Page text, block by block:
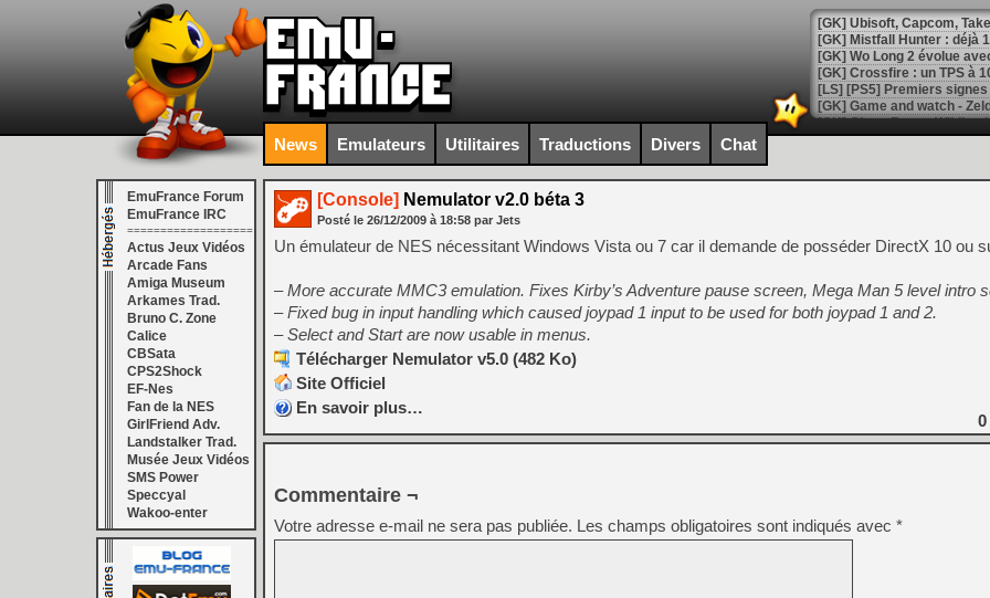
[GK] Mistfall Hunter : déjà
[GK] Wo Long 2 évolue
[GK] Crossfire : un TPS à
[LS] [PS5] Premiers
[Mo5] DOOM arrive en
[GK] Bethesda fête les 30
[GK] Roblox : l'action en
[GK] Agenda - GeForce
[GK] Devolver Digital en a
[LS] [PS5] ps5-y2jb-
[GK] Pourquoi Marvel
[GK] Test : Restory : Chill
[GK] GTA 6 : Rockstar
[GK] Hot Wheels Infinite
[GK] Mémoire cash -
[GK] Résultats Nintendo :
[GK] Déjà des
[Mo5] Brickboy cherche à
[GK] Minecraft et ses «
[GK] Beast of
News Emulateurs Utilitaires Traductions Divers Chat
EmuFrance Forum
EmuFrance IRC
===================
Actus Jeux Vidéos
Arcade Fans
Amiga Museum
Arkames Trad.
Bruno C. Zone
Calice
CBSata
CPS2Shock
EF-Nes
Fan de la NES
GirlFriend Adv.
Landstalker Trad.
Musée Jeux Vidéos
SMS Power
Speccyal
Wakoo-enter
[Console] Nemulator v2.0 béta 3
Posté le 26/12/2009 à 18:58 par Jets
Un émulateur de NES nécessitant Windows Vista ou 7 car il demande de posséder DirectX 10 ou
– More accurate MMC3 emulation. Fixes Kirby’s Adventure pause screen, Mega Man 5 level intro
– Fixed bug in input handling which caused joypad 1 input to be used for both joypad 1 and 2.
– Select and Start are now usable in menus.
Télécharger Nemulator v5.0 (482 Ko)
Site Officiel
En savoir plus…
0
Commentaire ¬
Votre adresse e-mail ne sera pas publiée. Les champs obligatoires sont indiqués avec *